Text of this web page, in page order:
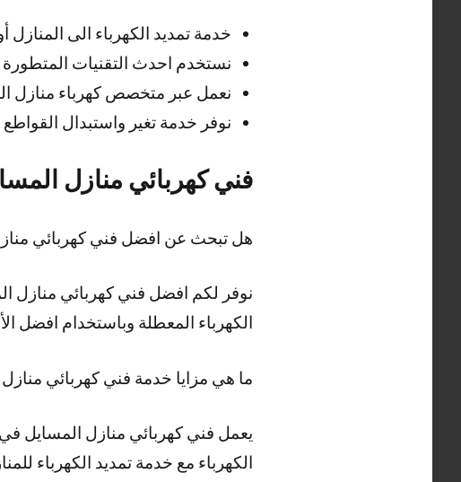
خدمة تمديد الكهرباء الى
نستخدم احدث التقنيات المتطورة
نعمل عبر متخصص كهرباء منازل
نوفر خدمة تغير واستبدال
فني كهربائي منازل
هل تبحث عن افضل فني كهربائي
نوفر لكم افضل فني كهربائي منازل
الكهرباء المعطلة وباستخدام
ما هي مزايا خدمة فني كهربائي
يعمل فني كهربائي منازل المسايل
الكهرباء مع خدمة تمديد الكهرباء